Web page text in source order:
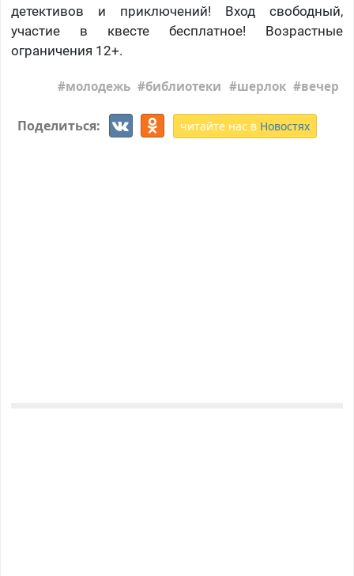
детективов и приключений! Вход свободный,
участие в квесте бесплатное! Возрастные
ограничения 12+.
молодежь библиотеки шерлок вечер
Поделиться: читайте нас в Новостях